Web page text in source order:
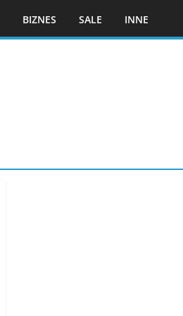
BIZNES SALE INNE